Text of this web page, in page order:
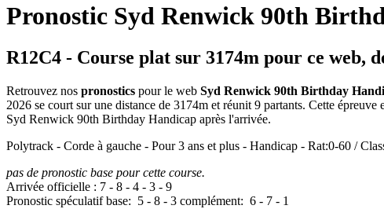
Pronostic Syd Renwick 90th
R12C4 - Course plat sur 3174m pour ce web,
Retrouvez nos pronostics pour le web Syd Renwick 90th Birthday
2026 se court sur une distance de 3174m et réunit 9 partants. Cette épreuve
Syd Renwick 90th Birthday Handicap après l'arrivée.
Polytrack - Corde à gauche - Pour 3 ans et plus - Handicap - Rat:0-60 /
pas de pronostic base pour cette course.
Arrivée officielle : 7 - 8 - 4 - 3 - 9
Pronostic spéculatif base: 5 - 8 - 3 complément: 6 - 7 - 1